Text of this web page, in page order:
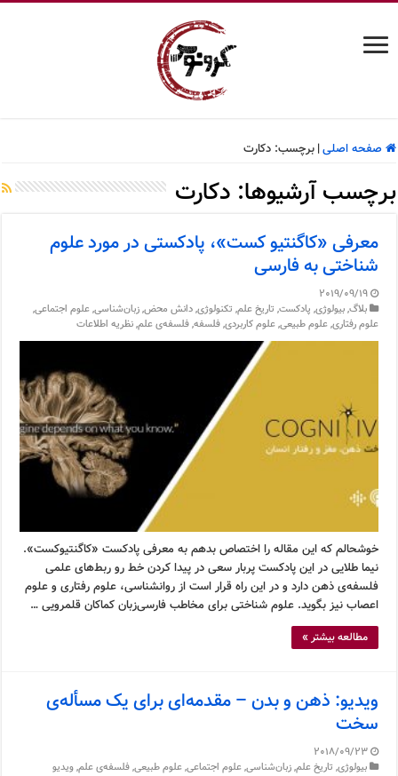
صفحه اصلی| برچسب:دکارت
برچسب آرشیوها: دکارت
معرفی «کاگنتیو کست»، پادکستی در مورد علوم
شناختی به فارسی
2019/09/19
بلاگ,بیولوژی, پادکست, تاریخ علم, تکنولوژی,دانش محض,زبان‌شناسی,علوم اجتماعی,
علوم رفتاری,علوم طبیعی,علوم کاربردی,فلسفه,فلسفه‌ی علم,نظریه اطلاعات
خوشحالم که این مقاله را اختصاص بدهم به معرفی پادکست «کاگنتیوکست».
نیما طلایی در این پادکست پربار سعی در پیدا کردن خط رو ربط‌های علمی
فلسفه‌ی ذهن دارد و در این راه قرار است از روانشناسی، علوم رفتاری و علوم
اعصاب نیز بگوید. علوم شناختی برای مخاطب فارسی‌زبان کماکان قلمرویی …
مطالعه بیشتر »
ویدیو: ذهن و بدن – مقدمه‌ای برای یک مسأله‌ی
سخت
2018/09/23
بیولوژی, تاریخ علم,زبان‌شناسی,علوم اجتماعی,علوم طبیعی,فلسفه‌ی علم,ویدیو